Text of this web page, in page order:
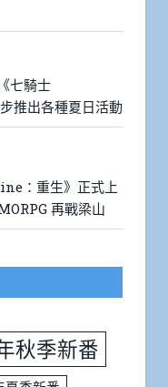
七騎士
推出各種夏日活動
：重生》正式上
再戰梁山
秋季新番